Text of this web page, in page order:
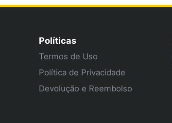
Políticas
Termos de Uso
Política de Privacidade
Devolução e Reembolso